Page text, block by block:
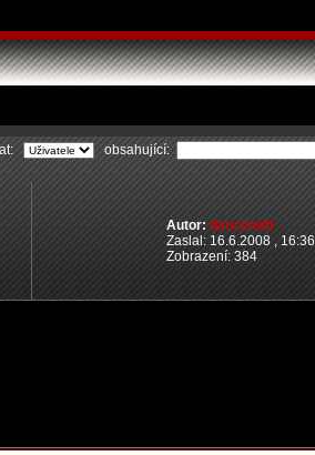
obsahující:
Autor: danciswift
Zaslal: 16.6.2008 , 16:36
Zobrazení: 384